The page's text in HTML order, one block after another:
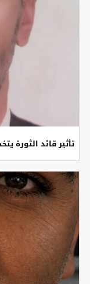
تأثير قائد الثورة